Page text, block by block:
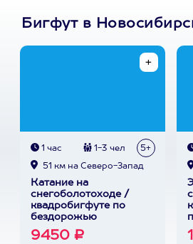
Бигфут в
1 час 1-3 чел 5+
51 км на Северо-Запад
Катание на
снегоболотоходе /
квадробигфуте по
бездорожью
9450 ₽